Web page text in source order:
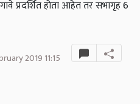
प्रदर्शित होता आहेत तर सभागृह 6
2019 11:15